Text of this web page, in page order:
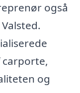
også
og